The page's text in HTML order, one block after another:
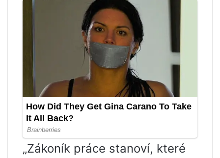
„Zákoník práce stanoví, které